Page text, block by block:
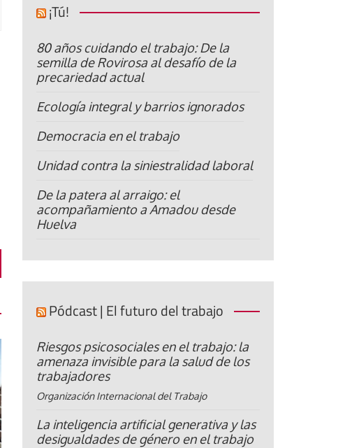
¡Tú!
80 años cuidando el trabajo: De la
semilla de Rovirosa al desafío de la
precariedad actual
Ecología integral y barrios ignorados
Democracia en el trabajo
Unidad contra la siniestralidad laboral
De la patera al arraigo: el
acompañamiento a Amadou desde
Huelva
Pódcast | El futuro del trabajo
Riesgos psicosociales en el trabajo: la
amenaza invisible para la salud de los
trabajadores
Organización Internacional del Trabajo
La inteligencia artificial generativa y las
desigualdades de género en el trabajo